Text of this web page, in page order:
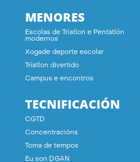
MENORES
Escolas de Tríatlon e Pentatlón
modernos
Xogade deporte escolar
Tríatlon divertido
Campus e encontros
TECNIFICACIÓN
CGTD
Concentracións
Toma de tempos
Eu son DGAN